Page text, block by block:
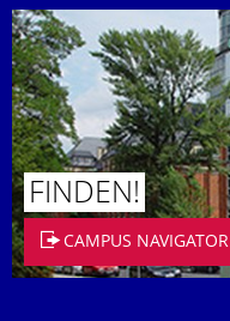
FINDEN!
CAMPUS NAVIGATOR